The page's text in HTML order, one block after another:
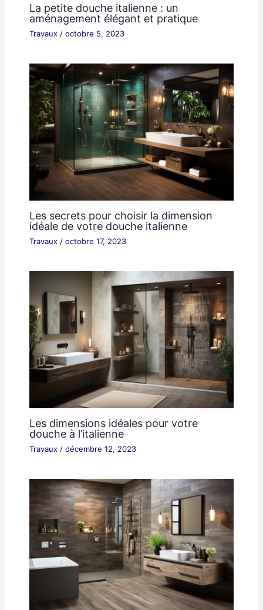
La petite douche italienne : un
aménagement élégant et pratique
Travaux/ octobre 5, 2023
Les secrets pour choisir la dimension
idéale de votre douche italienne
Travaux/ octobre 17, 2023
Les dimensions idéales pour votre
douche à l’italienne
Travaux/ décembre 12, 2023